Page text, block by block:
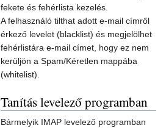
fekete és fehérlista kezelés.
A felhasználó tilthat adott e-mail címről
érkező levelet (blacklist) és megjelölhet
fehérlistára e-mail címet, hogy ez nem
kerüljön a Spam/Kéretlen mappába
(whitelist).
Tanítás levelező programban
Bármelyik IMAP levelező programban